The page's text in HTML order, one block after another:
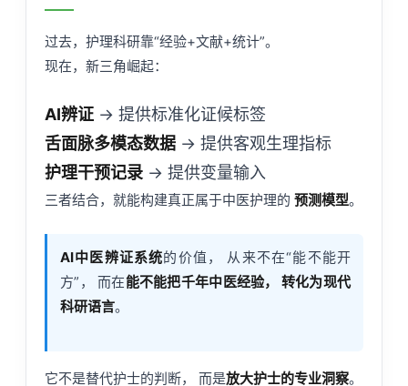
过去，护理科研靠“经验+文献+统计”。
现在，新三角崛起：
AI辨证 → 提供标准化证候标签
舌面脉多模态数据 → 提供客观生理指标
护理干预记录 → 提供变量输入
三者结合，就能构建真正属于中医护理的 预测模型。
AI中医辨证系统的价值， 从来不在“能不能开
方”， 而在能不能把千年中医经验， 转化为现代
科研语言。
它不是替代护士的判断， 而是放大护士的专业洞察。